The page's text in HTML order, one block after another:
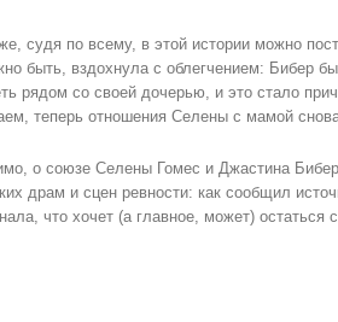
судя по всему, в этой истории можно
быть, вздохнула с облегчением: Бибер
рядом со своей дочерью, и это стало
теперь отношения Селены с мамой
о союзе Селены Гомес и Джастина
драм и сцен ревности: как сообщил
что хочет (а главное, может) остаться